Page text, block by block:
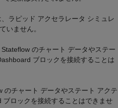
ラピッド アクセラレータ シミュレ
いません。
のチャート データやステー
ブロックを接続することは
のチャート データやステート アクテ
ブロックを接続することはできませ